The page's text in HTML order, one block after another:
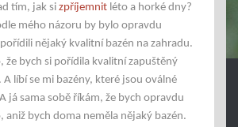
tím, jak si zpříjemnit léto a horké dny?
mého názoru by bylo opravdu
nějaký kvalitní bazén na zahradu.
že bych si pořídila kvalitní zapuštěný
A líbí se mi bazény, které jsou oválné
já sama sobě říkám, že bych opravdu
aniž bych doma neměla nějaký bazén.